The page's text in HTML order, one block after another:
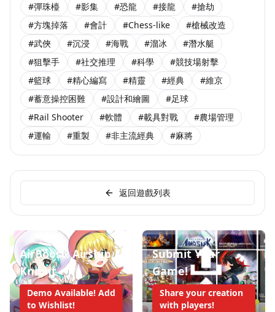
#彈珠檯
#影集 #恐龍 #接龍
#搶劫
#方塊掉落
#會計 #Chess-like
#槍械改造
#武俠
#沉浸 #海戰 #溜冰
#潛水艇
#狙擊手
#社交推理 #科學
#競技場射擊
#籃球
#精心編寫 #精靈 #經典
#維京
#蓄意操控困難
#設計和繪圖
#足球
#Rail Shooter
#軟體 #載具對戰
#農場管理
#運輸
#重製 #非主流經典 #麻將
返回遊戲列表
AirBoost: Airship
Knight
Demo Available! Add
to Wishlist!
Submit Your
Game!
Share your creation
with players!